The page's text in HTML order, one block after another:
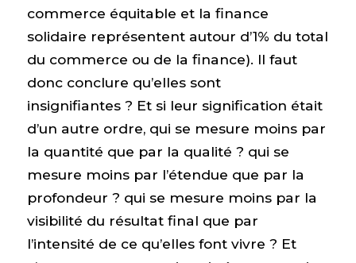
commerce équitable et la finance
solidaire représentent autour d’1% du total
du commerce ou de la finance). Il faut
donc conclure qu’elles sont
insignifiantes ? Et si leur signification était
d’un autre ordre, qui se mesure moins par
la quantité que par la qualité ? qui se
mesure moins par l’étendue que par la
profondeur ? qui se mesure moins par la
visibilité du résultat final que par
l’intensité de ce qu’elles font vivre ? Et